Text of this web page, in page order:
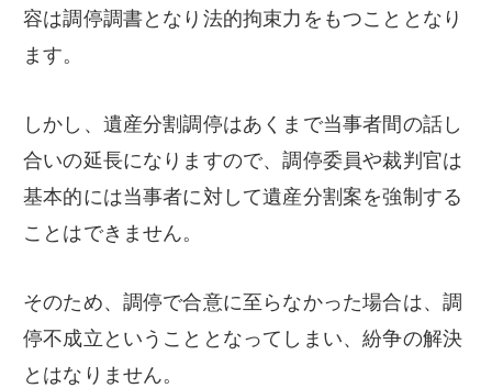
容は調停調書となり法的拘束力をもつこととなり
ます。
しかし、遺産分割調停はあくまで当事者間の話し
合いの延長になりますので、調停委員や裁判官は
基本的には当事者に対して遺産分割案を強制する
ことはできません。
そのため、調停で合意に至らなかった場合は、調
停不成立ということとなってしまい、紛争の解決
とはなりません。